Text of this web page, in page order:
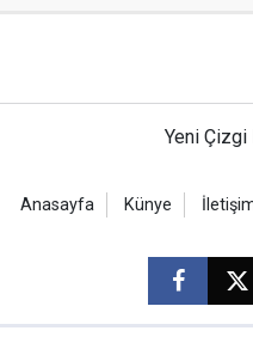
Yeni
Anasayfa Künye